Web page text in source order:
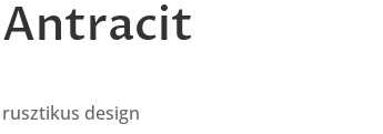
Antracit
rusztikus design